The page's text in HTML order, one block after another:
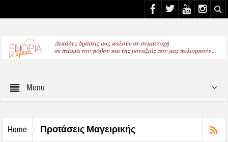
Menu
Home Προτάσεις Μαγειρικής